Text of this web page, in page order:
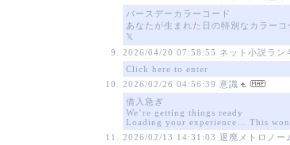
バースデーカラーコード
あなたが生まれた日の特別なカラー
𝕏
2026/04/20 07:58:55 ネット小説ラン
Click here to enter
2026/02/26 04:56:39 意識
借入急ぎ
We’re getting things ready
Loading your experience… This
2026/02/13 14:31:03 退廃メトロノー